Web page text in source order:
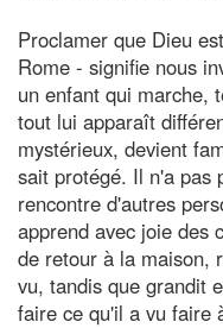
Proclamer que Dieu
Rome - signifie nous
un enfant qui marche,
tout lui apparaît
mystérieux, devient
sait protégé. Il n'a pas
rencontre d'autres
apprend avec joie des
de retour à la maison,
vu, tandis que grandit
faire ce qu'il a vu faire